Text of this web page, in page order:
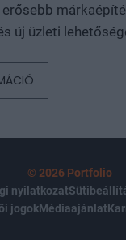
új üzleti
© 2026 Portfolio
nyilatkozat
jogokMédiaajánlat